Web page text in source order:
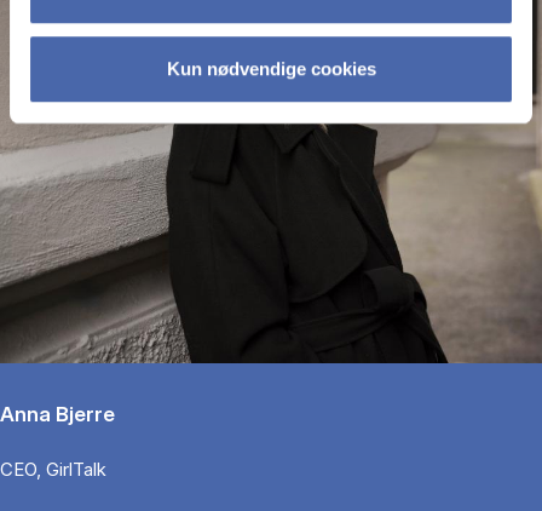
Kun nødvendige cookies
Anna Bjerre
CEO, GirlTalk